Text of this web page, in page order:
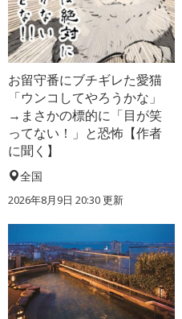
お留守番にブチギレた愛猫
「ウンコしてやろうかな」
→まさかの標的に「目が笑
ってない！」と恐怖【作者
に聞く】
全国
2026年8月9日 20:30更新